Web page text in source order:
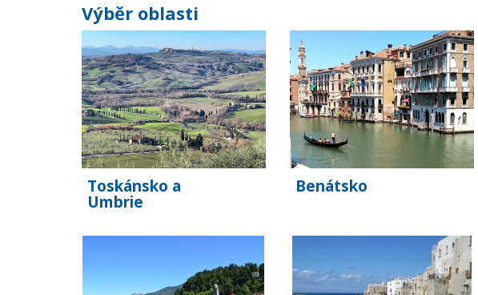
Výběr oblasti
Toskánsko a
Umbrie
Benátsko